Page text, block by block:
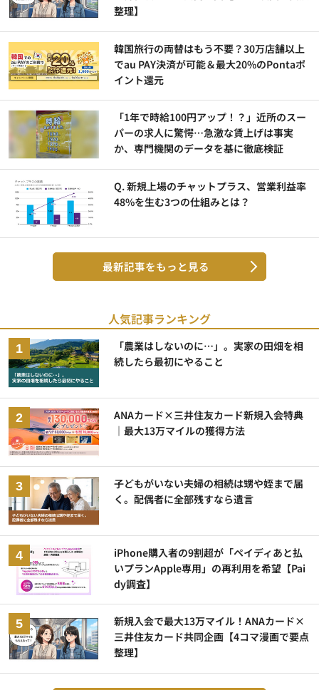
整理】
韓国旅行の両替はもう不要？30万店舗以上
でau PAY決済が可能＆最大20%のPontaポ
イント還元
「1年で時給100円アップ！？」近所のスー
パーの求人に驚愕…急激な賃上げは事実
か、専門機関のデータを基に徹底検証
Q. 新規上場のチャットプラス、営業利益率
48%を生む3つの仕組みとは？
最新記事をもっと見る
人気記事ランキング
「農業はしないのに…」。実家の田畑を相
続したら最初にやること
ANAカード×三井住友カード新規入会特典
｜最大13万マイルの獲得方法
子どもがいない夫婦の相続は甥や姪まで届
く。配偶者に全部残すなら遺言
iPhone購入者の9割超が「ペイディあと払
いプランApple専用」の再利用を希望【Pai
dy調査】
新規入会で最大13万マイル！ANAカード×
三井住友カード共同企画【4コマ漫画で要点
整理】